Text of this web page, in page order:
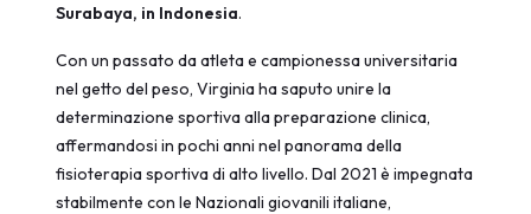
Surabaya, in Indonesia.
Con un passato da atleta e campionessa universitaria
nel getto del peso, Virginia ha saputo unire la
determinazione sportiva alla preparazione clinica,
affermandosi in pochi anni nel panorama della
fisioterapia sportiva di alto livello. Dal 2021 è impegnata
stabilmente con le Nazionali giovanili italiane,